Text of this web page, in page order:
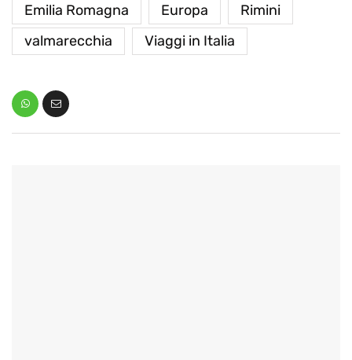
Emilia Romagna Europa
Rimini
valmarecchia
Viaggi in Italia